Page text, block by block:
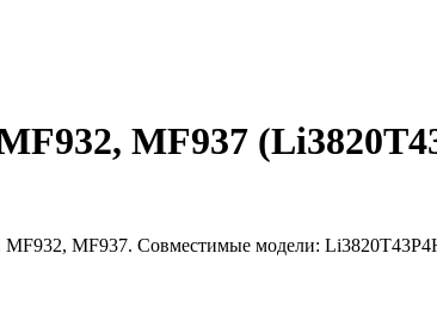
MF937
MF932, MF937. Совместимые модели: